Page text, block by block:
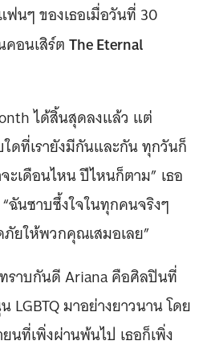
นๆ ของเธอเมื่อวันที่ 30
อนเสิร์ตThe Eternal
ได้สิ้นสุดลงแล้ว แต่
ดที่เรายังมีกันและกัน ทุกวันก็
ะเดือนไหน ปีไหนก็ตาม” เธอ
ฉันซาบซึ้งใจในทุกคนจริงๆ
ยให้พวกคุณเสมอเลย”
ราบกันดี Ariana คือศิลปินที่
LGBTQ มาอย่างยาวนาน โดย
นที่เพิ่งผ่านพ้นไป เธอก็เพิ่ง